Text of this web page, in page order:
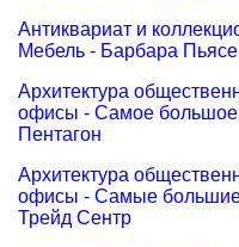
Антиквариат и
Мебель - Барбара
Архитектура
офисы - Самое большое
Пентагон
Архитектура
офисы - Самые
Трейд Сентр